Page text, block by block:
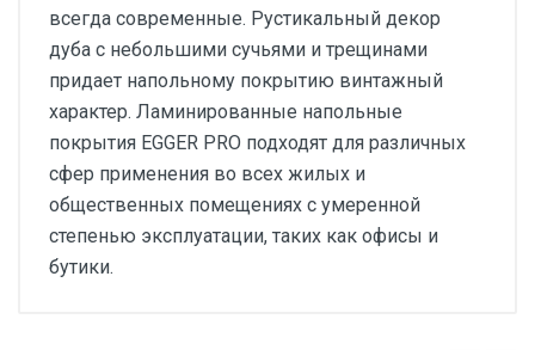
всегда современные. Рустикальный декор
дуба с небольшими сучьями и трещинами
придает напольному покрытию винтажный
характер. Ламинированные напольные
покрытия EGGER PRO подходят для различных
сфер применения во всех жилых и
общественных помещениях с умеренной
степенью эксплуатации, таких как офисы и
бутики.